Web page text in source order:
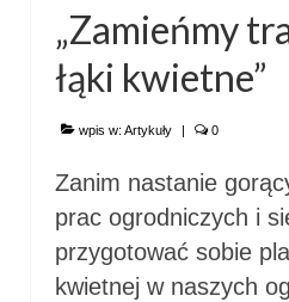
„Zamieńmy
łąki kwietne”
wpis w: Artykuły | 0
Zanim nastanie
prac ogrodniczych i
przygotować sobie
kwietnej w naszych